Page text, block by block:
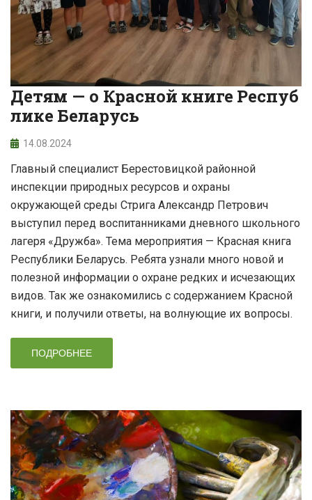
Детям — о Красной книге Респуб
лике Беларусь
14.08.2024
Главный специалист Берестовицкой районной
инспекции природных ресурсов и охраны
окружающей среды Стрига Александр Петрович
выступил перед воспитанниками дневного школьного
лагеря «Дружба». Тема мероприятия — Красная книга
Республики Беларусь. Ребята узнали много новой и
полезной информации о охране редких и исчезающих
видов. Так же ознакомились с содержанием Красной
книги, и получили ответы, на волнующие их вопросы.
ПОДРОБНЕЕ